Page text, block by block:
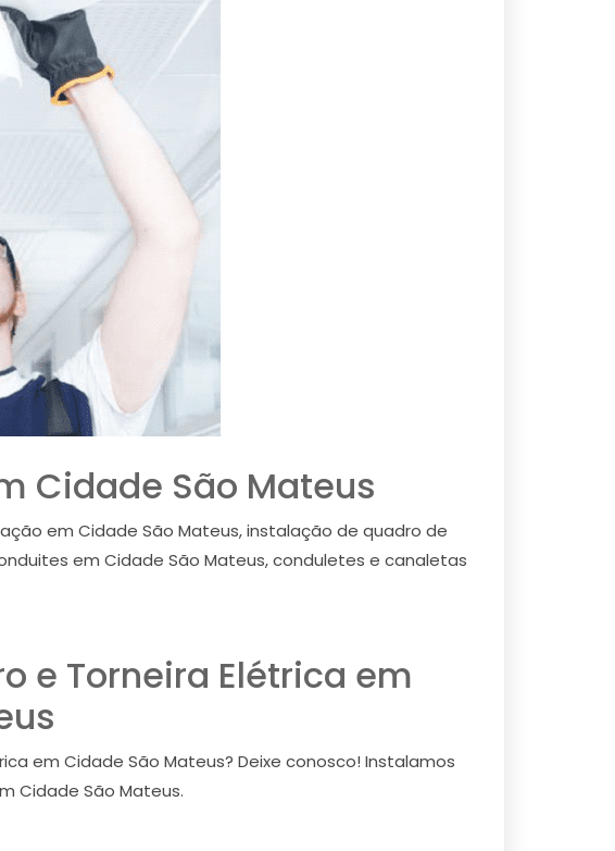
Cidade São Mateus
em Cidade São Mateus, instalação de quadro de
em Cidade São Mateus, conduletes e canaletas
e Torneira Elétrica em
em Cidade São Mateus? Deixe conosco! Instalamos
Cidade São Mateus.